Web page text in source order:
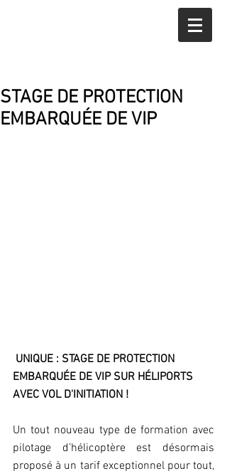
STAGE DE PROTECTION
EMBARQUÉE DE VIP
UNIQUE : STAGE DE PROTECTION
EMBARQUÉE DE VIP SUR HÉLIPORTS
AVEC VOL D'INITIATION !
Un tout nouveau type de formation avec
pilotage d’hélicoptère est désormais
proposé à un tarif exceptionnel pour tout,